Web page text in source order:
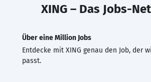
XING – Das Jobs-
Über eine Million Jobs
Entdecke mit XING genau den Job, der
passt.